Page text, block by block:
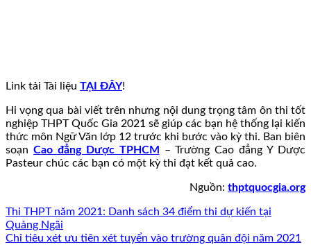
Link tải Tài liệu TẠI ĐÂY!
Hi vọng qua bài viết trên nhưng nội dung trọng tâm ôn thi tốt
nghiệp THPT Quốc Gia 2021 sẽ giúp các bạn hệ thống lại kiến
thức môn Ngữ Văn lớp 12 trước khi bước vào kỳ thi. Ban biên
soạn Cao đẳng Dược TPHCM
– Trường Cao đẳng Y Dược
Pasteur chúc các bạn có một kỳ thi đạt kết quả cao.
Nguồn: thptquocgia.org
Thi THPT năm 2021: Danh sách 34 điểm thi dự kiến tại
Quảng Ngãi
Chỉ tiêu xét ưu tiên xét tuyển vào trường quân đội năm 2021